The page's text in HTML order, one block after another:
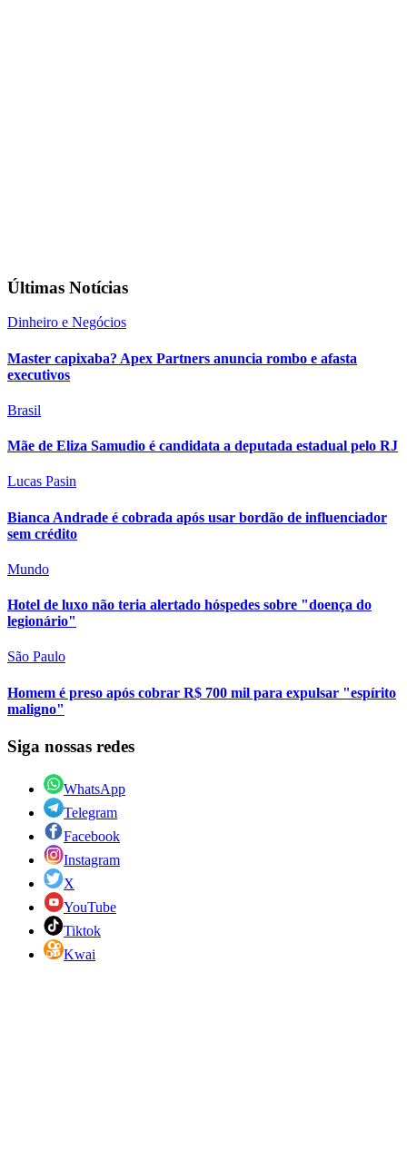
Últimas Notícias
Dinheiro e Negócios
Master capixaba? Apex Partners anuncia rombo e afasta
executivos
Brasil
Mãe de Eliza Samudio é candidata a deputada estadual pelo RJ
Lucas Pasin
Bianca Andrade é cobrada após usar bordão de influenciador
sem crédito
Mundo
Hotel de luxo não teria alertado hóspedes sobre "doença do
legionário"
São Paulo
Homem é preso após cobrar R$ 700 mil para expulsar "espírito
maligno"
Siga nossas redes
WhatsApp
Telegram
Facebook
Instagram
X
YouTube
Tiktok
Kwai